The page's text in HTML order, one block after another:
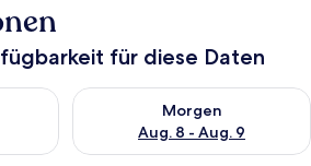
für diese Daten
für heute Nacht, Aug. 7 - Aug. 8.
Morgen
Aug. 8 - Aug. 9
Überprüfe die Verfügbarkeit